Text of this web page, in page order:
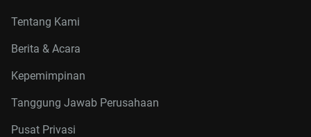
Tentang Kami
Berita & Acara
Kepemimpinan
Tanggung Jawab Perusahaan
Pusat Privasi